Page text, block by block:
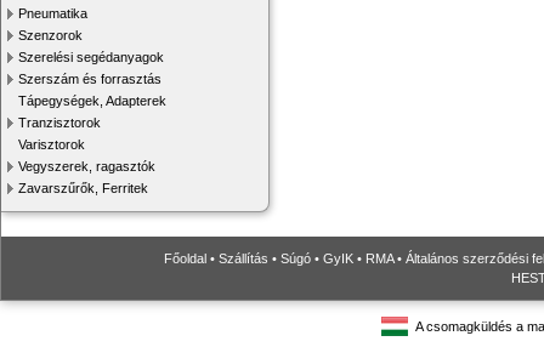
Pneumatika
Szenzorok
Szerelési segédanyagok
Szerszám és forrasztás
Tápegységek, Adapterek
Tranzisztorok
Varisztorok
Vegyszerek, ragasztók
Zavarszűrők, Ferritek
Főoldal • Szállítás • Súgó • GyIK • RMA• Általános szerződési
A csomagküldés a